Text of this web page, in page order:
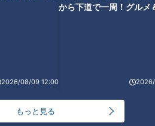
2026/08/09 12:00
から下道で一周！グルメ
もっと見る
子